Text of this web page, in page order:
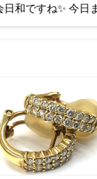
日和ですね✨ 今日
ないよう頑張って